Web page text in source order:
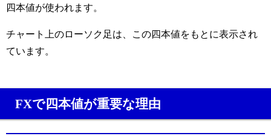
四本値が使われます。
チャート上のローソク足は、この四本値をもとに表示され
ています。
FXで四本値が重要な理由